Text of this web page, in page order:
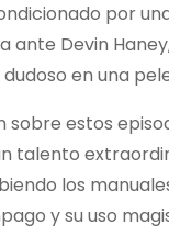
por
ante Devin
en una
sobre estos
talento
los
y su uso